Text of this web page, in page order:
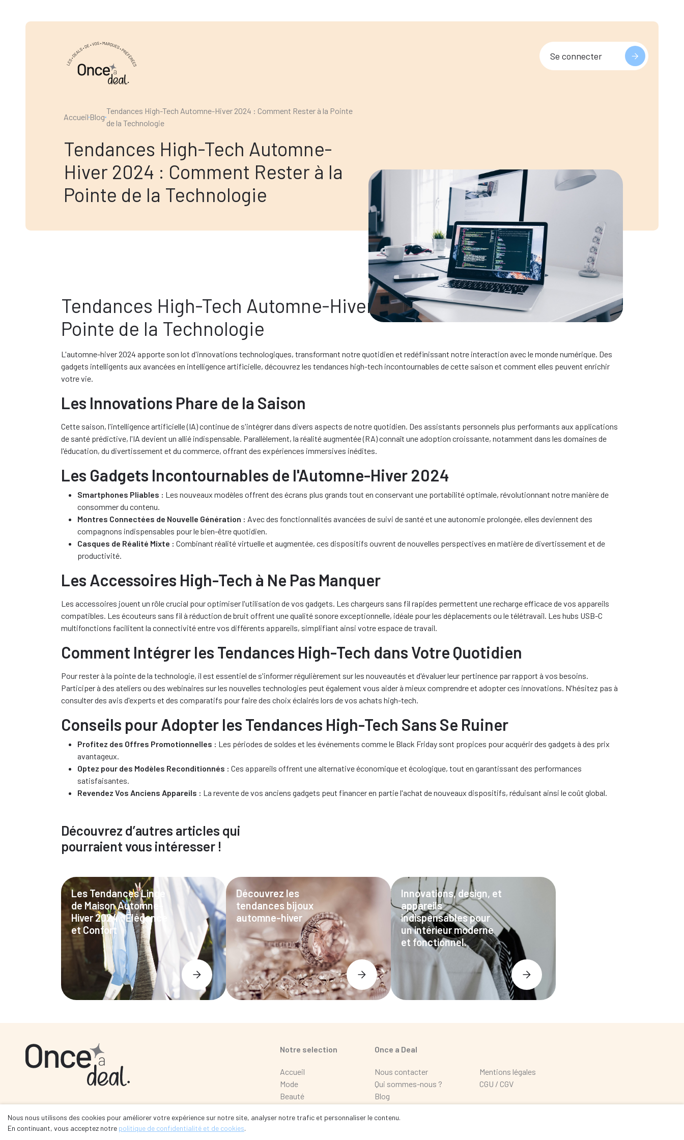
Accueil Blog
Tendances High-Tech Automne-Hiver 2024 : Comment Rester à la Pointe
de la Technologie
Tendances High-Tech Automne-
Hiver 2024 : Comment Rester à la
Pointe de la Technologie
Se connecter
Tendances High-Tech Automne-Hiver 2024 : Comment Rester à la
Pointe de la Technologie
L'automne-hiver 2024 apporte son lot d'innovations technologiques, transformant notre quotidien et redéfinissant notre interaction avec le monde numérique. Des
gadgets intelligents aux avancées en intelligence artificielle, découvrez les tendances high-tech incontournables de cette saison et comment elles peuvent enrichir
votre vie.
Les Innovations Phare de la Saison
Cette saison, l'intelligence artificielle (IA) continue de s'intégrer dans divers aspects de notre quotidien. Des assistants personnels plus performants aux applications
de santé prédictive, l'IA devient un allié indispensable. Parallèlement, la réalité augmentée (RA) connaît une adoption croissante, notamment dans les domaines de
l'éducation, du divertissement et du commerce, offrant des expériences immersives inédites.
Les Gadgets Incontournables de l'Automne-Hiver 2024
Smartphones Pliables : Les nouveaux modèles offrent des écrans plus grands tout en conservant une portabilité optimale, révolutionnant notre manière de
consommer du contenu.
Montres Connectées de Nouvelle Génération : Avec des fonctionnalités avancées de suivi de santé et une autonomie prolongée, elles deviennent des
compagnons indispensables pour le bien-être quotidien.
Casques de Réalité Mixte : Combinant réalité virtuelle et augmentée, ces dispositifs ouvrent de nouvelles perspectives en matière de divertissement et de
productivité.
Les Accessoires High-Tech à Ne Pas Manquer
Les accessoires jouent un rôle crucial pour optimiser l'utilisation de vos gadgets. Les chargeurs sans fil rapides permettent une recharge efficace de vos appareils
compatibles. Les écouteurs sans fil à réduction de bruit offrent une qualité sonore exceptionnelle, idéale pour les déplacements ou le télétravail. Les hubs USB-C
multifonctions facilitent la connectivité entre vos différents appareils, simplifiant ainsi votre espace de travail.
Comment Intégrer les Tendances High-Tech dans Votre Quotidien
Pour rester à la pointe de la technologie, il est essentiel de s'informer régulièrement sur les nouveautés et d'évaluer leur pertinence par rapport à vos besoins.
Participer à des ateliers ou des webinaires sur les nouvelles technologies peut également vous aider à mieux comprendre et adopter ces innovations. N'hésitez pas à
consulter des avis d'experts et des comparatifs pour faire des choix éclairés lors de vos achats high-tech.
Conseils pour Adopter les Tendances High-Tech Sans Se Ruiner
Profitez des Offres Promotionnelles : Les périodes de soldes et les événements comme le Black Friday sont propices pour acquérir des gadgets à des prix
avantageux.
Optez pour des Modèles Reconditionnés : Ces appareils offrent une alternative économique et écologique, tout en garantissant des performances
satisfaisantes.
Revendez Vos Anciens Appareils : La revente de vos anciens gadgets peut financer en partie l'achat de nouveaux dispositifs, réduisant ainsi le coût global.
Découvrez d’autres articles qui
pourraient vous intéresser !
Les Tendances Linge
de Maison Automne-
Hiver 2024 : Élégance
et Confort
Découvrez les
tendances bijoux
automne-hiver
Innovations, design, et
appareils
indispensables pour
un intérieur moderne
et fonctionnel.
Nous nous utilisons des cookies pour améliorer votre expérience sur notre site, analyser notre trafic et personnaliser le contenu.
En continuant, vous acceptez notre politique de confidentialité et de cookies.
Se connecter
Notre selection
Accueil
Mode
Beauté
Loisir
Once a Deal
Nous contacter
Qui sommes-nous ?
Blog
Mentions légales
CGU / CGV